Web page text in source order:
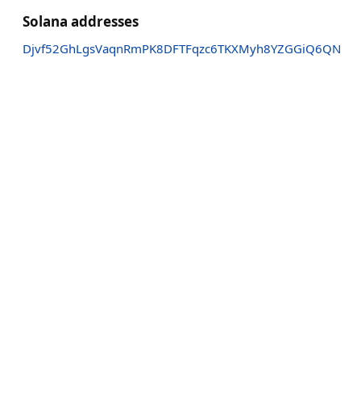
Solana addresses
Djvf52GhLgsVaqnRmPK8DFTFqzc6TKXMyh8YZGGiQ6QN